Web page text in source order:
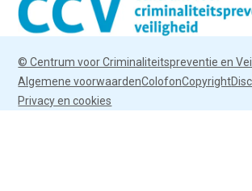
© Centrum voor Criminaliteitspreventie en
Algemene voorwaardenColofonCopyright
Privacy en cookies